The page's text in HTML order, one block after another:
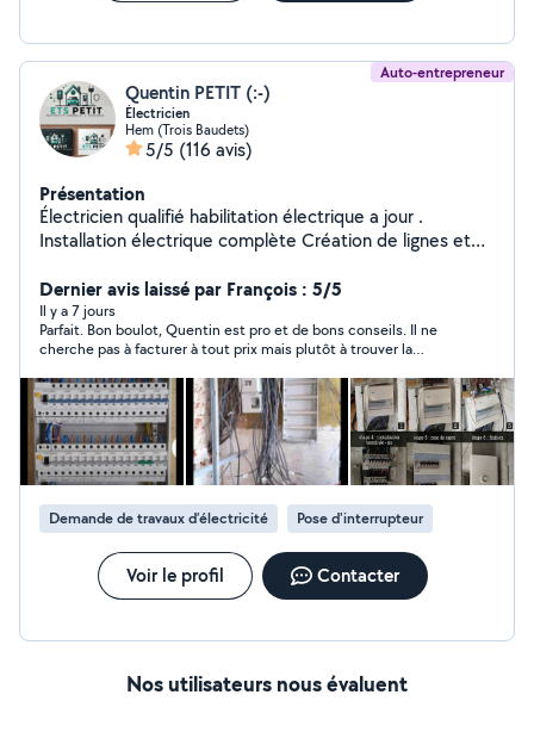
Auto-entrepreneur
Quentin PETIT (:-)
Électricien
Hem (Trois Baudets)
5/5 (116 avis)
Présentation
Électricien qualifié habilitation électrique a jour .
Installation électrique complète Création de lignes et
électrique Mise en sécurité Rénovation et dépannage
Spécialisé également dans l'installation de bornes de
recharge pour véhicules électriques.
Dernier avis laissé par François : 5/5
Il y a 7 jours
Parfait. Bon boulot, Quentin est pro et de bons conseils. Il ne
cherche pas à facturer à tout prix mais plutôt à trouver la
Demande de travaux d’électricité Pose d'interrupteur
Voir le profil Contacter
Nos utilisateurs nous évaluent